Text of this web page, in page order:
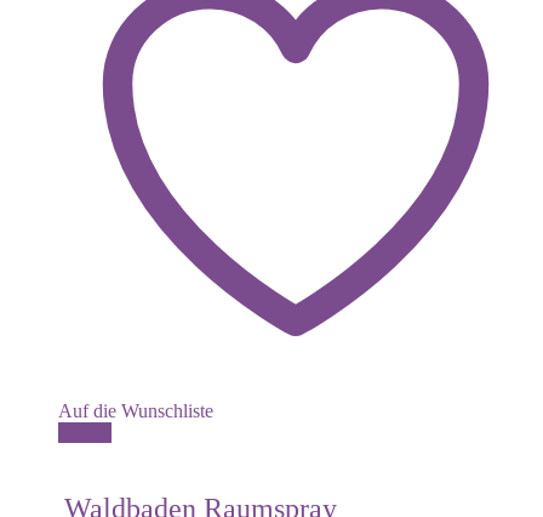
Auf die Wunschliste
Waldbaden Raumspray